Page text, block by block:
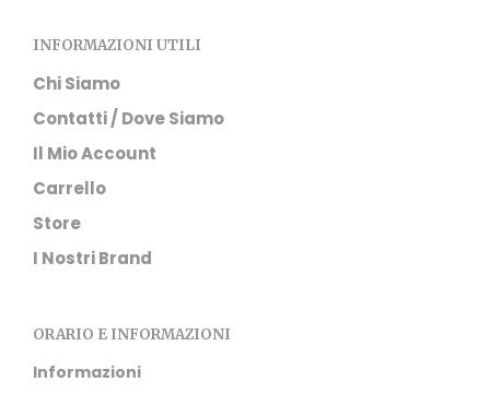
INFORMAZIONI UTILI
Chi Siamo
Contatti / Dove Siamo
Il Mio Account
Carrello
Store
I Nostri Brand
ORARIO E INFORMAZIONI
Informazioni